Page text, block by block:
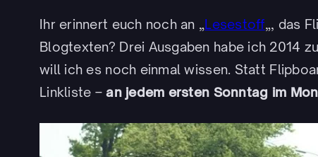
Ihr erinnert euch noch an „Lesestoff„, das
Blogtexten? Drei Ausgaben habe ich 2014
will ich es noch einmal wissen. Statt
Linkliste –an jedem ersten Sonntag im